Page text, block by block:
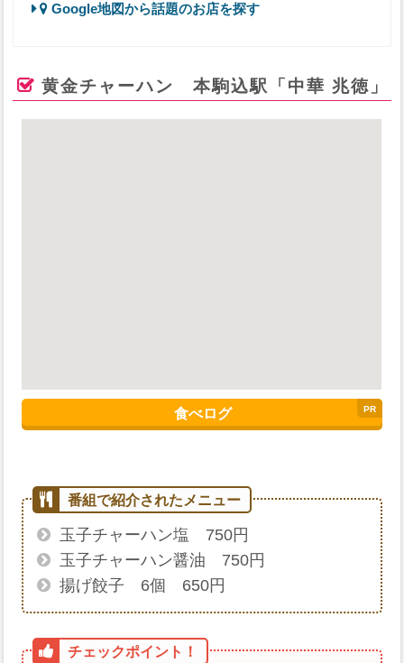
Google地図から話題のお店を探す
黄金チャーハン 本駒込駅「中華 兆徳」
食べログ
玉子チャーハン塩 750円
玉子チャーハン醤油 750円
揚げ餃子 6個 650円